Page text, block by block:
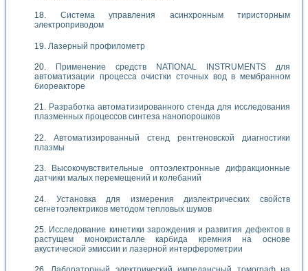
Система управления асинхронным тиристорным
электроприводом
Лазерный профилометр
Применение средств NATIONAL INSTRUMENTS для
автоматизации процесса очистки сточных вод в мембранном
биореакторе
Разработка автоматизированного стенда для исследования
плазменных процессов синтеза нанопорошков
Автоматизированный стенд рентгеновской диагностики
плазмы
Высокочувствительные оптоэлектронные дифракционные
датчики малых перемещений и колебаний
Установка для измерения диэлектрических свойств
сегнетоэлектриков методом тепловых шумов
Исследование кинетики зарождения и развития дефектов в
растущем монокристалле карбида кремния на основе
акустической эмиссии и лазерной интерферометрии